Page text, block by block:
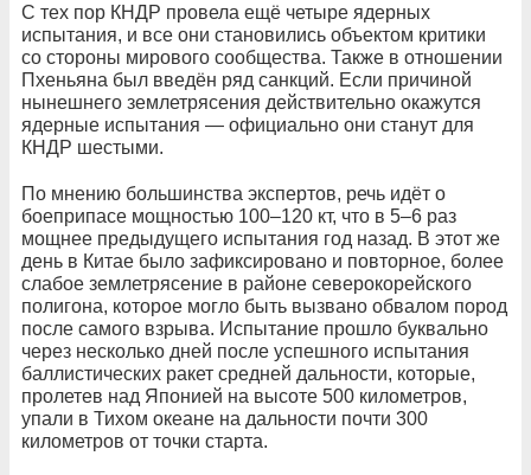
С тех пор КНДР провела ещё четыре ядерных
испытания, и все они становились объектом критики
со стороны мирового сообщества. Также в отношении
Пхеньяна был введён ряд санкций. Если причиной
нынешнего землетрясения действительно окажутся
ядерные испытания — официально они станут для
КНДР шестыми.
По мнению большинства экспертов, речь идёт о
боеприпасе мощностью 100–120 кт, что в 5–6 раз
мощнее предыдущего испытания год назад. В этот же
день в Китае было зафиксировано и повторное, более
слабое землетрясение в районе северокорейского
полигона, которое могло быть вызвано обвалом пород
после самого взрыва. Испытание прошло буквально
через несколько дней после успешного испытания
баллистических ракет средней дальности, которые,
пролетев над Японией на высоте 500 километров,
упали в Тихом океане на дальности почти 300
километров от точки старта.